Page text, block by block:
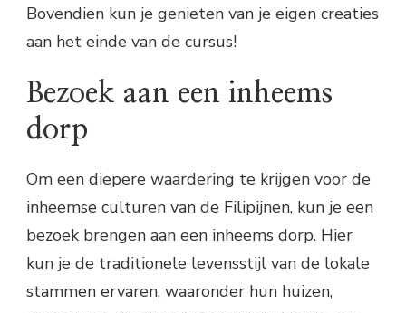
Bovendien kun je genieten van je eigen creaties
aan het einde van de cursus!
Bezoek aan een inheems
dorp
Om een diepere waardering te krijgen voor de
inheemse culturen van de Filipijnen, kun je een
bezoek brengen aan een inheems dorp. Hier
kun je de traditionele levensstijl van de lokale
stammen ervaren, waaronder hun huizen,